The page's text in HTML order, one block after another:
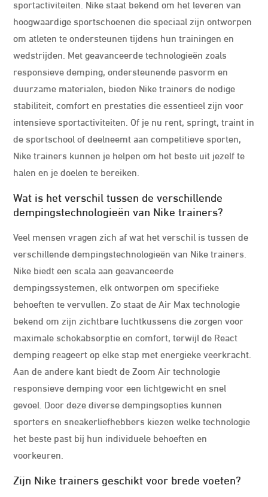
sportactiviteiten. Nike staat bekend om het leveren van
hoogwaardige sportschoenen die speciaal zijn ontworpen
om atleten te ondersteunen tijdens hun trainingen en
wedstrijden. Met geavanceerde technologieën zoals
responsieve demping, ondersteunende pasvorm en
duurzame materialen, bieden Nike trainers de nodige
stabiliteit, comfort en prestaties die essentieel zijn voor
intensieve sportactiviteiten. Of je nu rent, springt, traint in
de sportschool of deelneemt aan competitieve sporten,
Nike trainers kunnen je helpen om het beste uit jezelf te
halen en je doelen te bereiken.
Wat is het verschil tussen de verschillende
dempingstechnologieën van Nike trainers?
Veel mensen vragen zich af wat het verschil is tussen de
verschillende dempingstechnologieën van Nike trainers.
Nike biedt een scala aan geavanceerde
dempingssystemen, elk ontworpen om specifieke
behoeften te vervullen. Zo staat de Air Max technologie
bekend om zijn zichtbare luchtkussens die zorgen voor
maximale schokabsorptie en comfort, terwijl de React
demping reageert op elke stap met energieke veerkracht.
Aan de andere kant biedt de Zoom Air technologie
responsieve demping voor een lichtgewicht en snel
gevoel. Door deze diverse dempingsopties kunnen
sporters en sneakerliefhebbers kiezen welke technologie
het beste past bij hun individuele behoeften en
voorkeuren.
Zijn Nike trainers geschikt voor brede voeten?